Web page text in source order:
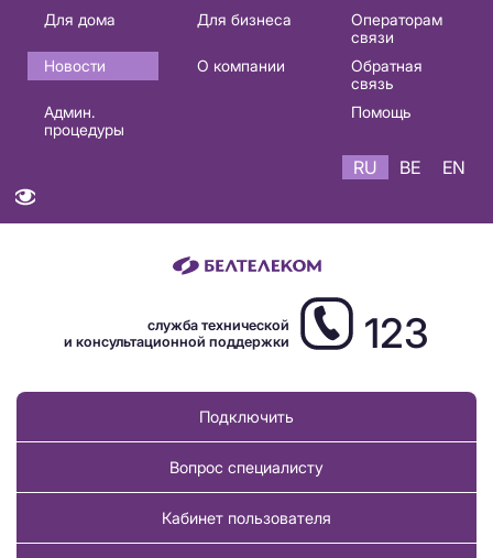
Основная
навигация
RU
Для дома Для бизнеса
Операторам
связи
Новости
О компании
Обратная
связь
Админ.
процедуры
Помощь
RU BE EN
служба технической
и консультационной поддержки
123
Подключить
Вопрос специалисту
Кабинет пользователя